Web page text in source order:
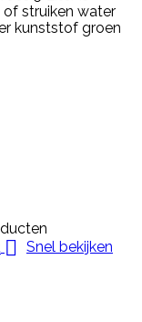
struiken water
kunststof groen
 Snel bekijken